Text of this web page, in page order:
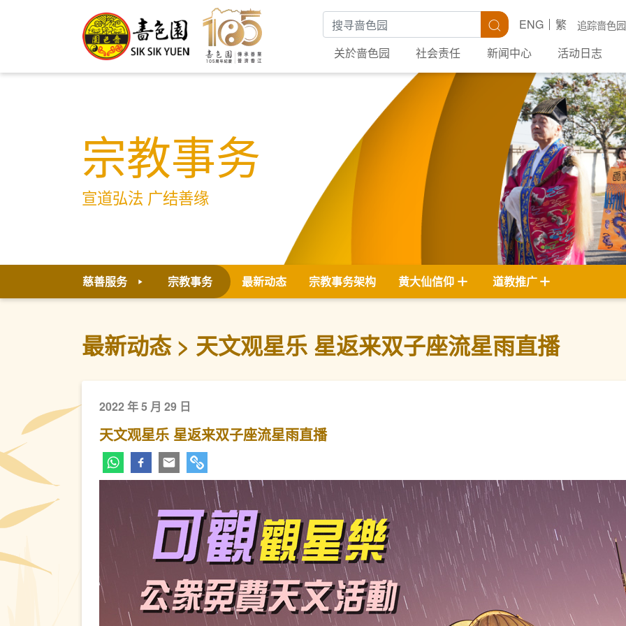
搜寻关键字 搜寻 追踪啬色园
ENG
繁
关於啬色园
社会责任 新闻中心 活动日志
宗教事务
宣道弘法 广结善缘
慈善服务 宗教事务 最新动态 宗教事务架构 黄大仙信仰 道教推广
最新动态 天文观星乐 星返来双子座流星雨直播
2022 年 5 月 29 日
天文观星乐 星返来双子座流星雨直播